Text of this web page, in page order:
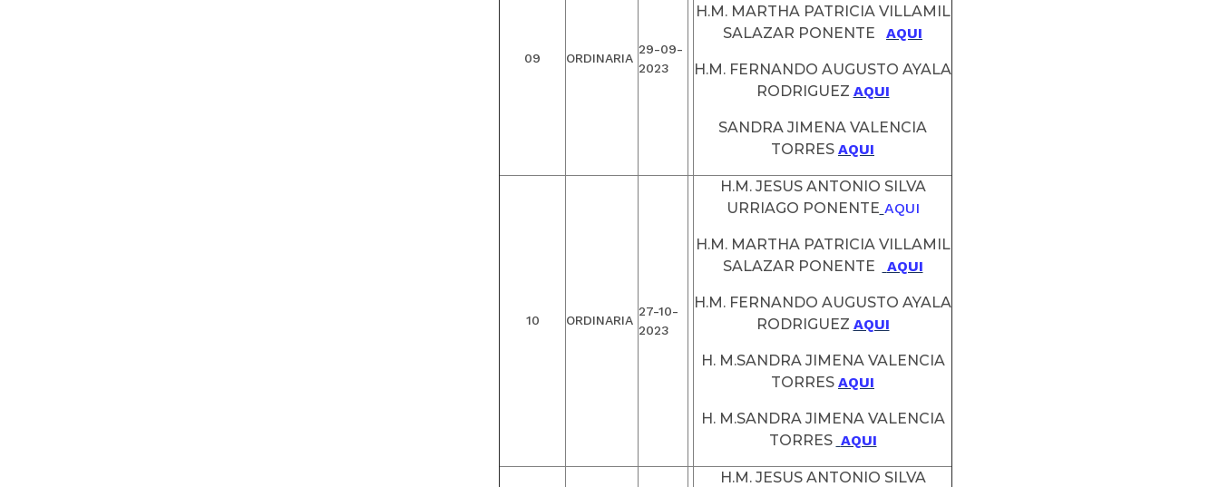
09 ORDINARIA
29-09-
2023
H.M. MARTHA PATRICIA VILLAMIL
SALAZAR PONENTE AQUI
H.M. FERNANDO AUGUSTO AYALA
RODRIGUEZ AQUI
SANDRA JIMENA VALENCIA
TORRES AQUI
10 ORDINARIA
27-10-
2023
H.M. JESUS ANTONIO SILVA
URRIAGO PONENTE AQUI
H.M. MARTHA PATRICIA VILLAMIL
SALAZAR PONENTE
AQUI
H.M. FERNANDO AUGUSTO AYALA
RODRIGUEZ AQUI
H. M.SANDRA JIMENA VALENCIA
TORRES AQUI
H. M.SANDRA JIMENA VALENCIA
TORRES AQUI
H.M. JESUS ANTONIO SILVA